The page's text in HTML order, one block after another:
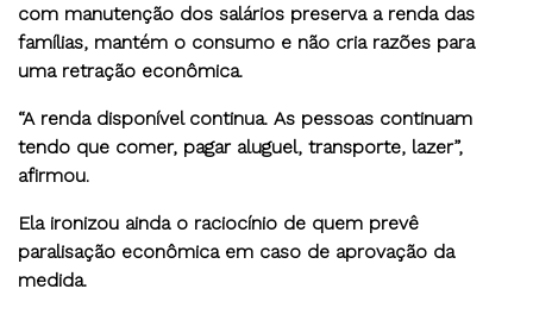
com manutenção dos salários preserva a renda das
famílias, mantém o consumo e não cria razões para
uma retração econômica.
“A renda disponível continua. As pessoas continuam
tendo que comer, pagar aluguel, transporte, lazer”,
afirmou.
Ela ironizou ainda o raciocínio de quem prevê
paralisação econômica em caso de aprovação da
medida.